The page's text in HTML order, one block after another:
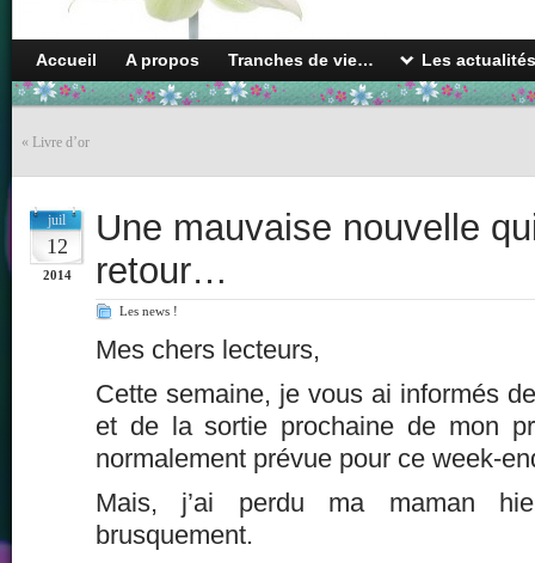
Accueil A propos Tranches de vie… Les
« Livre d’or
juil
12
2014
Une mauvaise nouvelle
retour…
Les news !
Mes chers lecteurs,
Cette semaine, je vous ai informés
et de la sortie prochaine de mon
normalement prévue pour ce week-
Mais, j’ai perdu ma maman
brusquement.